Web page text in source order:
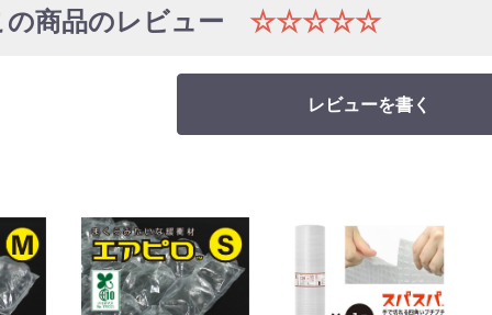
商品のレビュー ☆☆☆☆☆
レビューを書く